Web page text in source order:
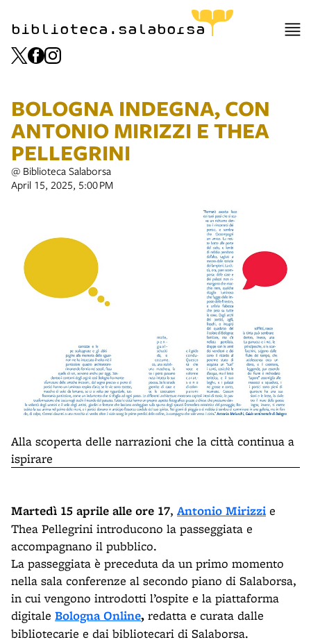
biblioteca.salaborsa
BOLOGNA INDEGNA, CON
ANTONIO MIRIZZI E THEA
PELLEGRINI
@ Biblioteca Salaborsa
April 15, 2025, 5:00 PM
Alla scoperta delle narrazioni che la città continua a
ispirare
Martedì 15 aprile alle ore 17, Antonio Mirizzi e
Thea Pellegrini introducono la passeggiata e
accompagnano il pubblico.
La passeggiata è preceduta da un primo momento
nella sala conferenze al secondo piano di Salaborsa,
in cui vengono introdotti l’ospite e la piattaforma
digitale Bologna Online, redatta e curata dalle
bibliotecarie e dai bibliotecari di Salaborsa.